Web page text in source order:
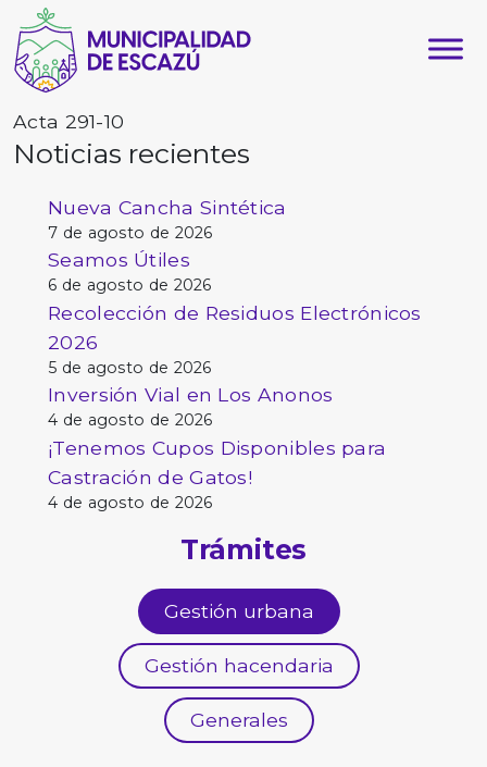
Acta 291-10
Noticias recientes
Nueva Cancha Sintética
7 de agosto de 2026
Seamos Útiles
6 de agosto de 2026
Recolección de Residuos Electrónicos
2026
5 de agosto de 2026
Inversión Vial en Los Anonos
4 de agosto de 2026
¡Tenemos Cupos Disponibles para
Castración de Gatos!
4 de agosto de 2026
Trámites
Gestión urbana
Gestión hacendaria
Generales